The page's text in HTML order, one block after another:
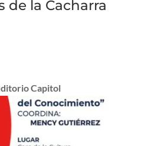
de la Cacharra
Capitol